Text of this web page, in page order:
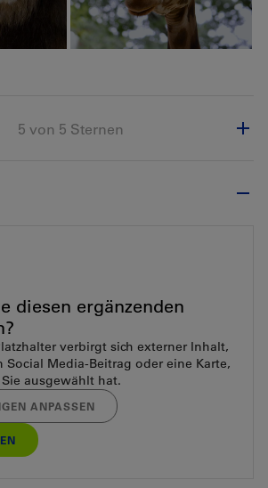
5 von 5 Sternen
diesen ergänzenden
verbirgt sich externer Inhalt,
Social Media-Beitrag oder eine Karte,
ausgewählt hat.
ANPASSEN